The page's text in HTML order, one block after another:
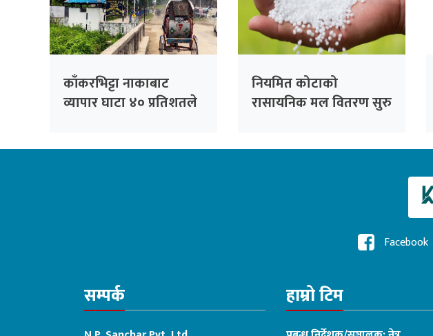
काँकरभिट्टा नाकाबाट
व्यापार घाटा ४० प्रतिशतले
नियमित कोटाको
रासायनिक मल वितरण सुरु
Facebook
सम्पर्क हाम्रो टिम